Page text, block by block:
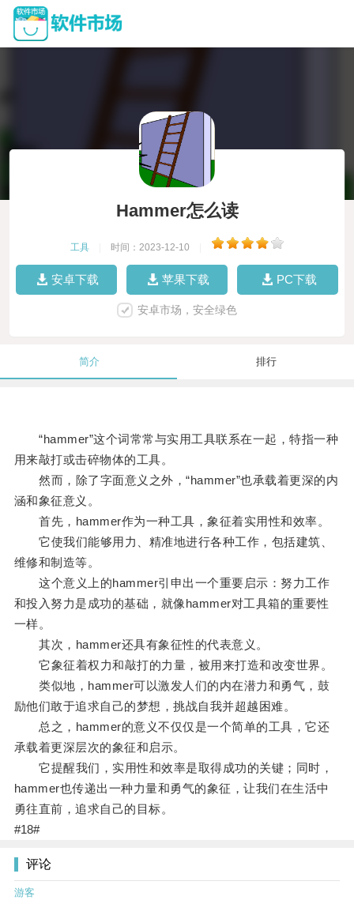
Hammer怎么读
工具 时间：2023-12-10
安卓下载 苹果下载 PC下载
安卓市场，安全绿色
简介 排行
“hammer”这个词常常与实用工具联系在一起，特指一种
用来敲打或击碎物体的工具。
然而，除了字面意义之外，“hammer”也承载着更深的内
涵和象征意义。
首先，hammer作为一种工具，象征着实用性和效率。
它使我们能够用力、精准地进行各种工作，包括建筑、
维修和制造等。
这个意义上的hammer引申出一个重要启示：努力工作
和投入努力是成功的基础，就像hammer对工具箱的重要性
一样。
其次，hammer还具有象征性的代表意义。
它象征着权力和敲打的力量，被用来打造和改变世界。
类似地，hammer可以激发人们的内在潜力和勇气，鼓
励他们敢于追求自己的梦想，挑战自我并超越困难。
总之，hammer的意义不仅仅是一个简单的工具，它还
承载着更深层次的象征和启示。
它提醒我们，实用性和效率是取得成功的关键；同时，
hammer也传递出一种力量和勇气的象征，让我们在生活中
勇往直前，追求自己的目标。
#18#
评论
游客